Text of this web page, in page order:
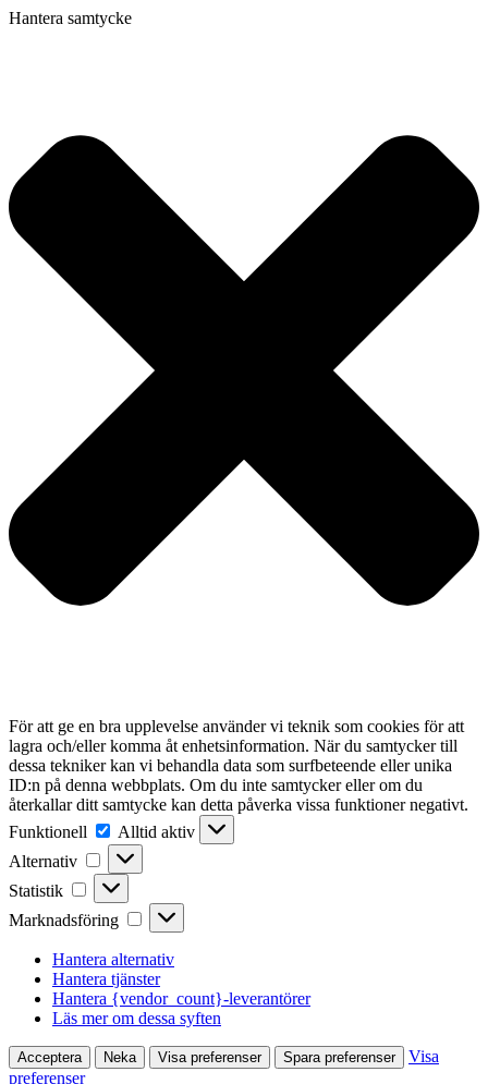
Hantera samtycke
För att ge en bra upplevelse använder vi teknik som cookies för att
lagra och/eller komma åt enhetsinformation. När du samtycker till
dessa tekniker kan vi behandla data som surfbeteende eller unika
ID:n på denna webbplats. Om du inte samtycker eller om du
återkallar ditt samtycke kan detta påverka vissa funktioner negativt.
Funktionell
Funktionell
Alltid aktiv
Alternativ
Alternativ
Statistik Statistik
Marknadsföring Marknadsföring
Hantera alternativ
Hantera tjänster
Hantera {vendor_count}-leverantörer
Läs mer om dessa syften
Acceptera Neka Visa preferenser Spara preferenser
Visa
preferenser